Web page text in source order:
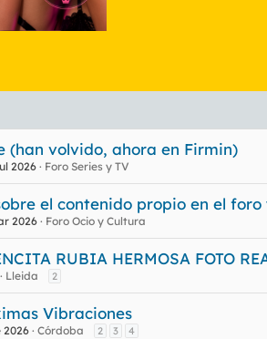
(han volvido, ahora en Firmin)
2026 Foro Series y TV
el contenido propio en el
2026 Foro Ocio y Cultura
RUBIA HERMOSA FOTO
Lleida 2
Vibraciones
2026 Córdoba 2 3 4